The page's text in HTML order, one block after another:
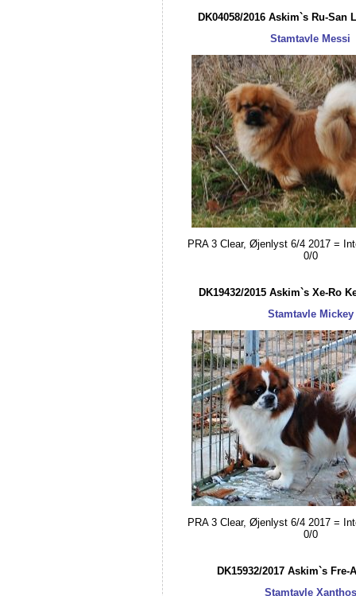
DK04058/2016 Askim`s Ru-San
Stamtavle Messi
PRA 3 Clear, Øjenlyst 6/4 2017 =
0/0
DK19432/2015 Askim`s Xe-Ro
Stamtavle Mickey
PRA 3 Clear, Øjenlyst 6/4 2017 =
0/0
DK15932/2017 Askim`s Fre-
Stamtavle Xanthos